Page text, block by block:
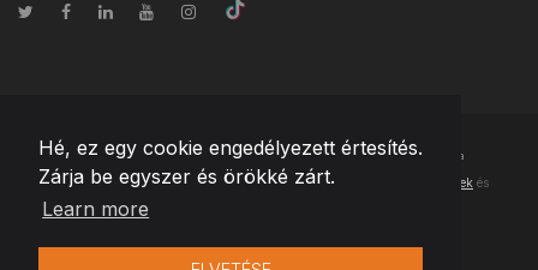
Hé, ez egy cookie engedélyezett értesítés.
Zárja be egyszer és örökké zárt.
Learn more
© Szerzői jog2026 Team Extension Hungary- Minden jog fenntartva
Changelog ● Ezen webhely használatával elfogadja Használati feltételek és